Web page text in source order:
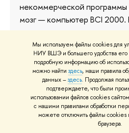
Мы используем файлы cookies для
НИУ ВШЭ и большего удобства его
подробную информацию об
можно найти здесь, наши правила
данных –здесь. Продолжая
подтверждаете, что были
использовании файлов cookies
с нашими правилами обработки
можете отключить файлы cookies
браузера.
некоммерческой
мозг — компьютер BCI
нейроинтерфейсах,
после инсульта, новом
нейрохирургии и поделился
будущее нейротехнологий.